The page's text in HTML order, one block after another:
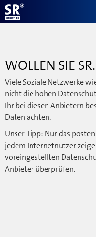
WOLLEN SIE
Viele Soziale Netzwerke
nicht die hohen
Ihr bei diesen Anbietern
Daten achten.
Unser Tipp: Nur das
jedem Internetnutzer
voreingestellten
Anbieter überprüfen.